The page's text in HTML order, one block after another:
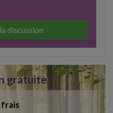
discussion
gratuite
frais